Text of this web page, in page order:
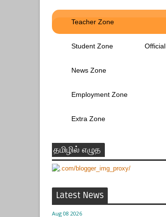
Teacher Zone
Student Zone
News Zone
Employment Zone
Extra Zone
தமிழில் எழுத
Latest News
Aug 08 2026